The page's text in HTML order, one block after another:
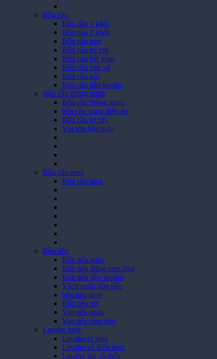
>
Bồn cầu
Bồn cầu 1 khối
Bồn cầu 2 khối
Bồn cầu treo
Bồn cầu trẻ em
Bồn cầu bệt xổm
Bồn cầu van xả
Bồn cầu góc
Bồn cầu liền lavabo
Bồn cầu thông minh
Bồn cầu thông minh
bồn cầu xung điện áp
Bồn cầu tự rửa
Vòi rửa hậu môn
>
>
>
>
Bồn cầu inox
Bồn cầu inox
>
>
>
>
>
>
>
Bồn tiểu
Bồn tiểu nam
Bồn tiểu đứng cảm ứng
Bồn tiểu liền lavabo
Vách ngăn bồn tiểu
bồn tiểu inox
Bồn tiểu nữ
Van tiểu nhấn
Van tiểu cảm ứng
Lavabo inox
Lavabo tủ inox
Lavabo cổ điển inox
Lavabo tân cổ điển